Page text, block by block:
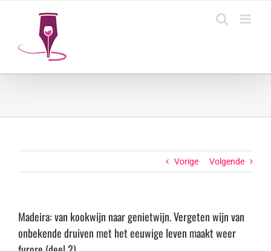
Vorige Volgende
Madeira: van kookwijn naar genietwijn. Vergeten wijn van
onbekende druiven met het eeuwige leven maakt weer